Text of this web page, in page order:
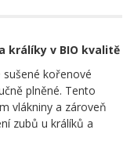
králíky v BIO kvalitě
sušené kořenové
plněné. Tento
vlákniny a zároveň
zubů u králíků a